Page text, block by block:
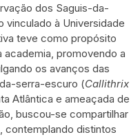
dos Saguis-da-
vinculado à Universidade
teve como propósito
promovendo a
os avanços das
serra-escuro (Callithrix
Atlântica e ameaçada de
buscou-se compartilhar
contemplando distintos